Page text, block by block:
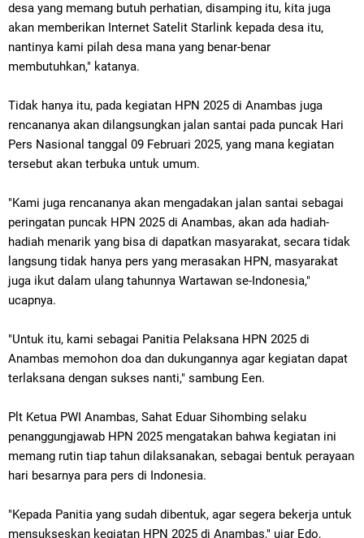
desa yang memang butuh perhatian, disamping itu, kita juga
akan memberikan Internet Satelit Starlink kepada desa itu,
nantinya kami pilah desa mana yang benar-benar
membutuhkan," katanya.
Tidak hanya itu, pada kegiatan HPN 2025 di Anambas juga
rencananya akan dilangsungkan jalan santai pada puncak Hari
Pers Nasional tanggal 09 Februari 2025, yang mana kegiatan
tersebut akan terbuka untuk umum.
"Kami juga rencananya akan mengadakan jalan santai sebagai
peringatan puncak HPN 2025 di Anambas, akan ada hadiah-
hadiah menarik yang bisa di dapatkan masyarakat, secara tidak
langsung tidak hanya pers yang merasakan HPN, masyarakat
juga ikut dalam ulang tahunnya Wartawan se-Indonesia,"
ucapnya.
"Untuk itu, kami sebagai Panitia Pelaksana HPN 2025 di
Anambas memohon doa dan dukungannya agar kegiatan dapat
terlaksana dengan sukses nanti," sambung Een.
Plt Ketua PWI Anambas, Sahat Eduar Sihombing selaku
penanggungjawab HPN 2025 mengatakan bahwa kegiatan ini
memang rutin tiap tahun dilaksanakan, sebagai bentuk perayaan
hari besarnya para pers di Indonesia.
"Kepada Panitia yang sudah dibentuk, agar segera bekerja untuk
mensukseskan kegiatan HPN 2025 di Anambas," ujar Edo,